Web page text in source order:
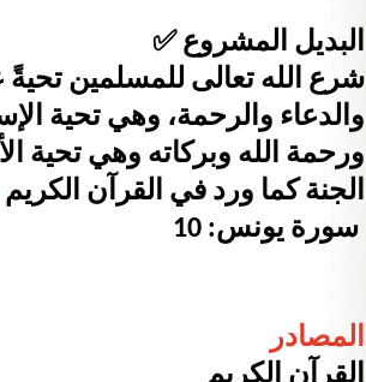
✅ البديل المشروع
شرع الله تعالى للمسلمين
والدعاء والرحمة، وهي تحية
ورحمة الله وبركاته وهي تحية
الجنة كما ورد في القرآن الكريم
سورة يونس: 10
المصادر
القرآن الكريم